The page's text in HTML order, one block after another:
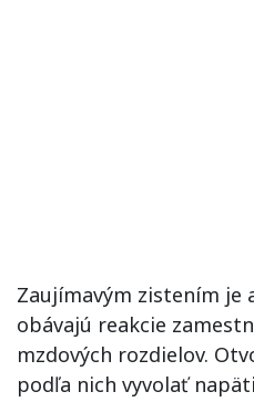
Zaujímavým zistením je
obávajú reakcie
mzdových rozdielov.
podľa nich vyvolať